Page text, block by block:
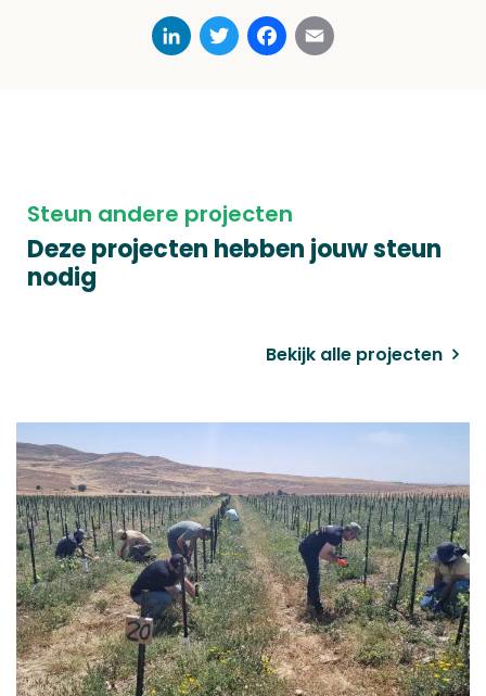
LinkedInTwitterFacebook
Steun andere projecten
Deze projecten hebben jouw steun
nodig
Bekijk alle projecten